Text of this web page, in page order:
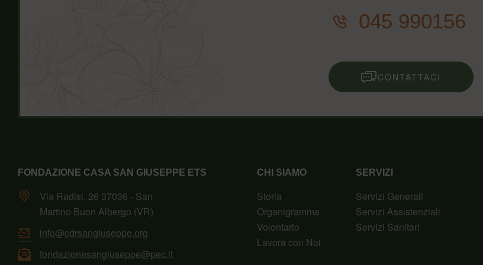
045 990156
CONTATTACI
FONDAZIONE CASA SAN GIUSEPPE ETS
Via Radisi, 26 37036 - San
Martino Buon Albergo (VR)
info@cdrsangiuseppe.org
fondazionesangiuseppe@pec.it
CHI SIAMO
Storia
Organigramma
Volontario
Lavora con Noi
SERVIZI
Servizi Generali
Servizi Assistenziali
Servizi Sanitari